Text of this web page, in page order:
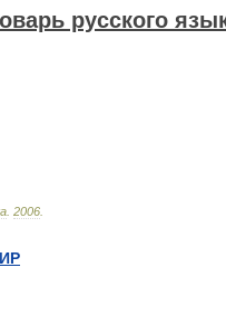
русского
2006